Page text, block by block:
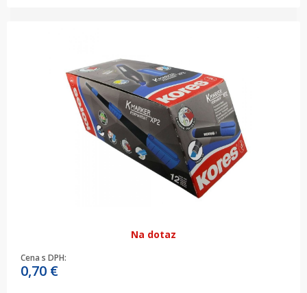
Na dotaz
Cena s DPH:
0,70 €